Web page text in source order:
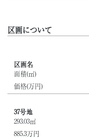
区画について
区画名
面積(㎡)
価格(万円)
37号地
293.03㎡
885.3万円